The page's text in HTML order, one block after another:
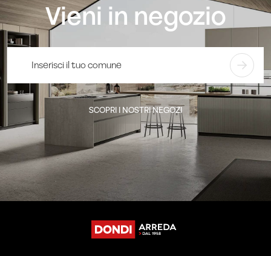
Vieni in negozio
SCOPRI I NOSTRI NEGOZI